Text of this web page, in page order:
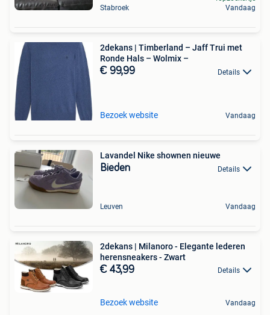
Stabroek
Vandaag
2dekans | Timberland – Jaff Trui met
Ronde Hals – Wolmix –
€ 99,99 Details
Bezoek website Vandaag
Lavandel Nike shownen nieuwe
Bieden Details
Leuven Vandaag
2dekans | Milanoro - Elegante lederen
herensneakers - Zwart
€ 43,99 Details
Bezoek website Vandaag